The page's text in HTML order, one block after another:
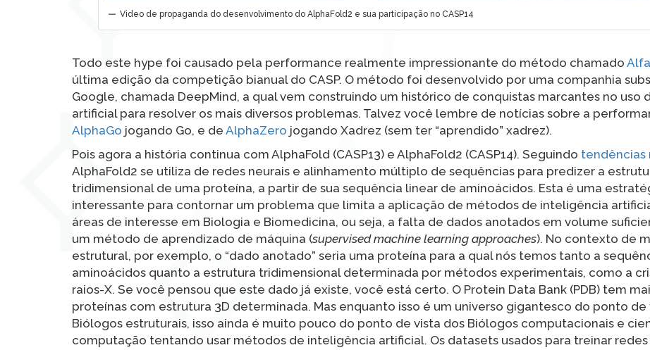
Video de propaganda do desenvolvimento do AlphaFold2 e sua participação no CASP14
Todo este hype foi causado pela performance realmente impressionante do método chamado
última edição da competição bianual do CASP. O método foi desenvolvido por uma companhia
Google, chamada DeepMind, a qual vem construindo um histórico de conquistas marcantes no uso
artificial para resolver os mais diversos problemas. Talvez você lembre de notícias sobre a
AlphaGo jogando Go, e de AlphaZero jogando Xadrez (sem ter “aprendido” xadrez).
Pois agora a história continua com AlphaFold (CASP13) e AlphaFold2 (CASP14). Seguindo tendências
AlphaFold2 se utiliza de redes neurais e alinhamento múltiplo de sequências para predizer a
tridimensional de uma proteína, a partir de sua sequência linear de aminoácidos. Esta é uma
interessante para contornar um problema que limita a aplicação de métodos de inteligência
áreas de interesse em Biologia e Biomedicina, ou seja, a falta de dados anotados em volume
um método de aprendizado de máquina (supervised machine learning approaches). No contexto de
estrutural, por exemplo, o “dado anotado” seria uma proteína para a qual nós temos tanto a
aminoácidos quanto a estrutura tridimensional determinada por métodos experimentais, como a
raios-X. Se você pensou que este dado já existe, você está certo. O Protein Data Bank (PDB) tem
proteínas com estrutura 3D determinada. Mas enquanto isso é um universo gigantesco do ponto de
Biólogos estruturais, isso ainda é muito pouco do ponto de vista dos Biólogos computacionais e
computação tentando usar métodos de inteligência artificial. Os datasets usados para treinar redes